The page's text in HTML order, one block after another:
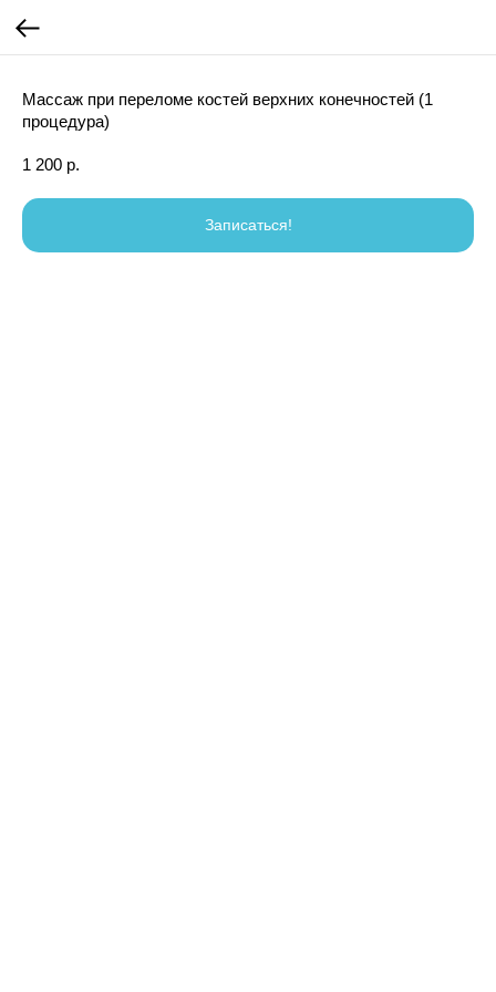
Массаж при переломе костей верхних конечностей (1
процедура)
1 200 р.
Записаться!